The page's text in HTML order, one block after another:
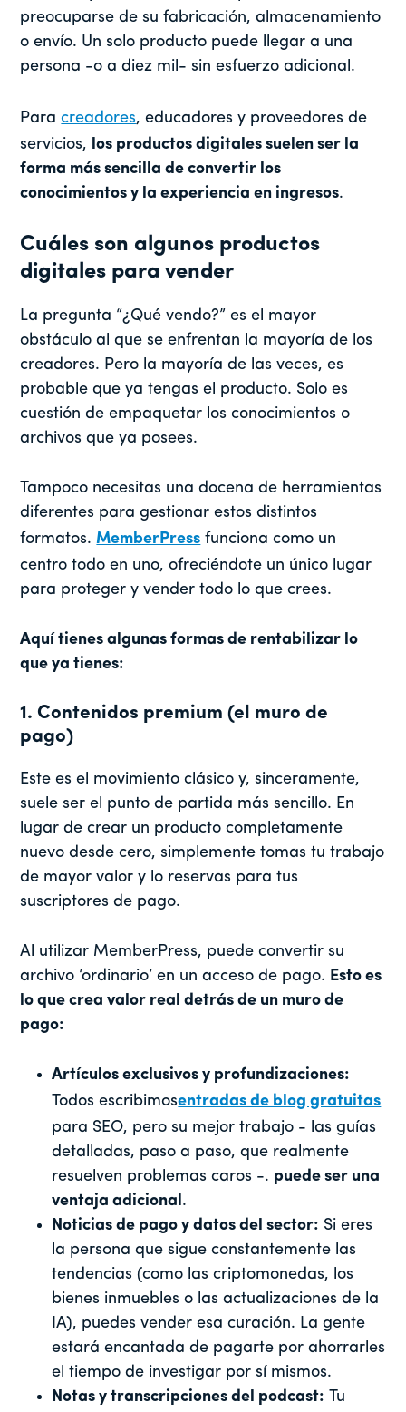
preocuparse de su fabricación, almacenamiento
o envío. Un solo producto puede llegar a una
persona -o a diez mil- sin esfuerzo adicional.
Paracreadores, educadores y proveedores de
servicios, los productos digitales suelen ser la
forma más sencilla de convertir los
conocimientos y la experiencia en ingresos.
Cuáles son algunos productos
digitales para vender
La pregunta “¿Qué vendo?” es el mayor
obstáculo al que se enfrentan la mayoría de los
creadores. Pero la mayoría de las veces, es
probable que ya tengas el producto. Solo es
cuestión de empaquetar los conocimientos o
archivos que ya posees.
Tampoco necesitas una docena de herramientas
diferentes para gestionar estos distintos
formatos.MemberPress funciona como un
centro todo en uno, ofreciéndote un único lugar
para proteger y vender todo lo que crees.
Aquí tienes algunas formas de rentabilizar lo
que ya tienes:
1. Contenidos premium (el muro de
pago)
Este es el movimiento clásico y, sinceramente,
suele ser el punto de partida más sencillo. En
lugar de crear un producto completamente
nuevo desde cero, simplemente tomas tu trabajo
de mayor valor y lo reservas para tus
suscriptores de pago.
Al utilizar MemberPress, puede convertir su
archivo ‘ordinario’ en un acceso de pago. Esto es
lo que crea valor real detrás de un muro de
pago:
Artículos exclusivos y profundizaciones:
Todos escribimosentradas de blog gratuitas
para SEO, pero su mejor trabajo - las guías
detalladas, paso a paso, que realmente
resuelven problemas caros -. puede ser una
ventaja adicional.
Noticias de pago y datos del sector: Si eres
la persona que sigue constantemente las
tendencias (como las criptomonedas, los
bienes inmuebles o las actualizaciones de la
IA), puedes vender esa curación. La gente
estará encantada de pagarte por ahorrarles
el tiempo de investigar por sí mismos.
Notas y transcripciones del podcast: Tu